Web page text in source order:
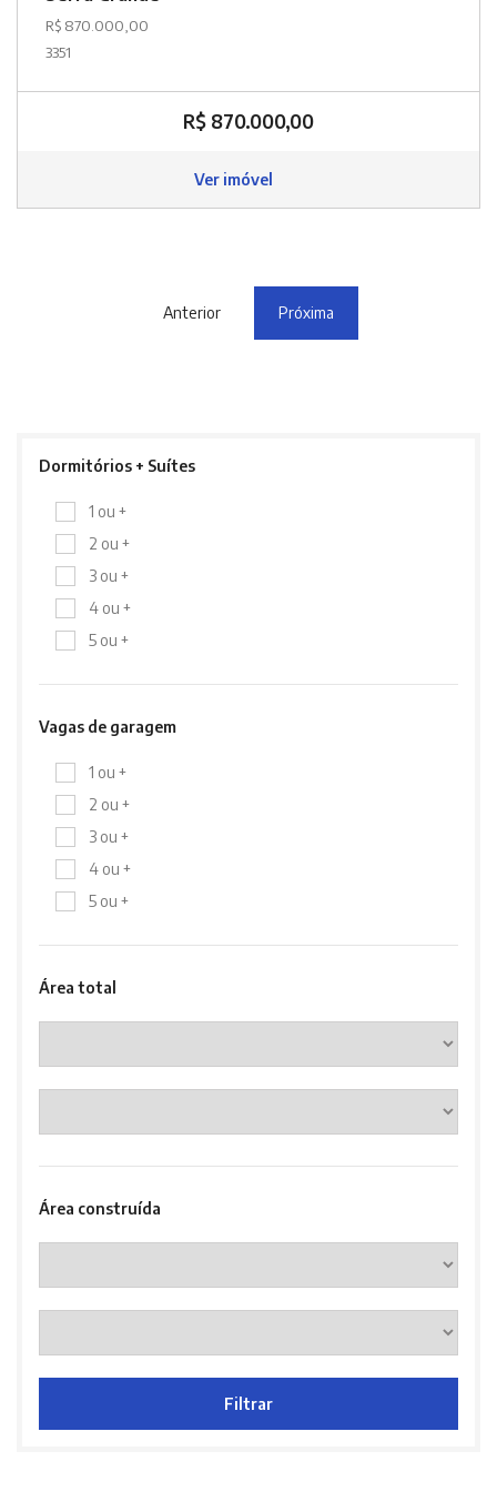
R$ 870.000,00
3351
R$ 870.000,00
Ver imóvel
Anterior Próxima
Dormitórios + Suítes
1 ou +
2 ou +
3 ou +
4 ou +
5 ou +
Vagas de garagem
1 ou +
2 ou +
3 ou +
4 ou +
5 ou +
Área total
Área construída
Filtrar